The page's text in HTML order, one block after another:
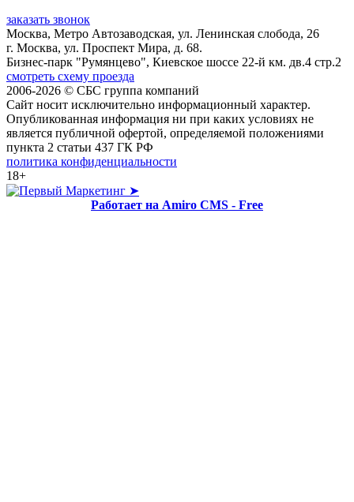
заказать звонок
Москва, Метро Автозаводская, ул. Ленинская слобода, 26
г. Москва, ул. Проспект Мира, д. 68.
Бизнес-парк "Румянцево", Киевское шоссе 22-й км. дв.4 стр.2
смотреть схему проезда
2006-2026 © СБС группа компаний
Сайт носит исключительно информационный характер.
Опубликованная информация ни при каких условиях не
является публичной офертой, определяемой положениями
пункта 2 статьи 437 ГК РФ
политика конфиденциальности
18+
➤
Работает на Amiro CMS - Free